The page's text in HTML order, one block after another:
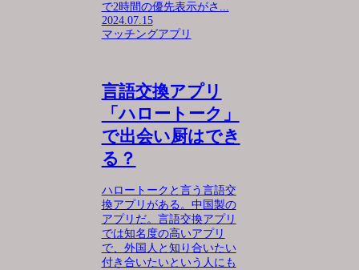
で2時間の優先表示がさ...
2024.07.15
マッチングアプリ
言語交換アプリ
「ハロートーク」
で出会い厨はでき
る？
ハロートークと言う言語交
換アプリがある。中国製の
アプリだ。言語交換アプリ
では知名度の高いアプリ
で、外国人と知り合いたい
付き合いたいという人にも